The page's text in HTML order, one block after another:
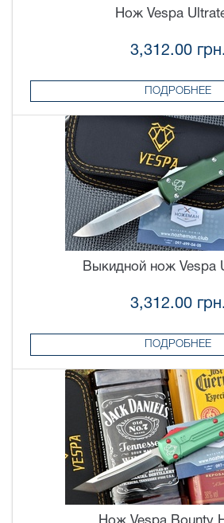
Нож Vespa
3,312.00 грн.
ПОДРОБНЕЕ
Выкидной нож Vespa
3,312.00 грн.
ПОДРОБНЕЕ